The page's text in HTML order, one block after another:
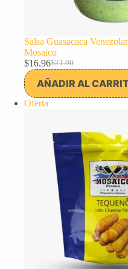
Salsa Guasacaca
Mosaico
$21.00
El
precio
original
era:
$16.96El
precio
actual
es:
AÑADIR AL
Oferta